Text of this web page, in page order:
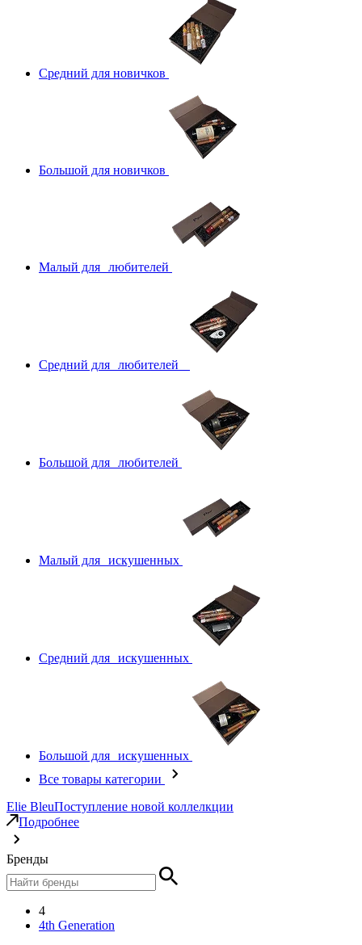
Средний для новичков
Большой для новичков
Малый для любителей
Средний для любителей
Большой для любителей
Малый для искушенных
Средний для искушенных
Большой для искушенных
Все товары категории
Elie BleuПоступление новой коллелкции
Подробнее
Бренды
4
4th Generation